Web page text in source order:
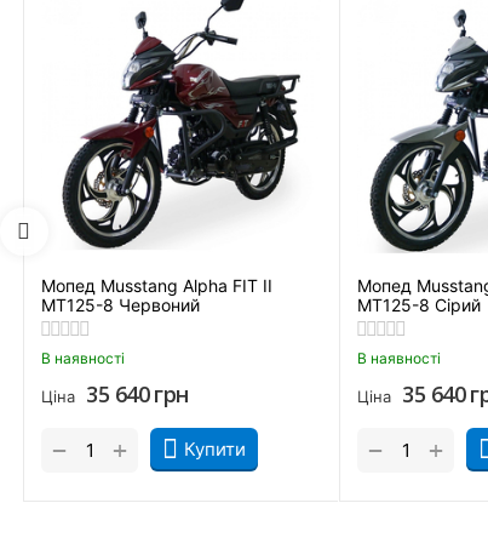
Причиною купити мопед Musstang Alpha MT110-2 є
дорогою при гальмуванні. Все це робить Альфу
Практично всі дешеві мопеди мають однакову
Мопед Musstang Alpha FIT II
MT125-8 Червоний
В наявності
Ціна 35 640грн
Купити
+
−
Мопед
MT125-8 Сірий
В наявності
Ціна 35 640
+
−